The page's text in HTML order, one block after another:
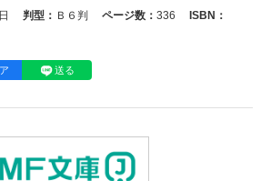
判型： Ｂ６判 ページ数： 336
ISBN：
送る